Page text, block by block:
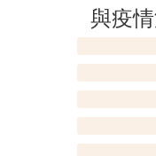
各行各
數據可
數據圖
下，一
與疫